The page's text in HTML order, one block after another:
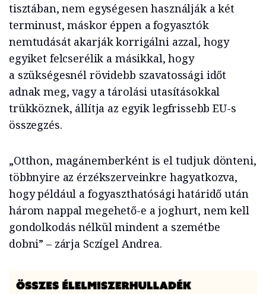
tisztában, nem egységesen használják a két
terminust, máskor éppen a fogyasztók
nemtudását akarják korrigálni azzal, hogy
egyiket felcserélik a másikkal, hogy
a szükségesnél rövidebb szavatossági időt
adnak meg, vagy a tárolási utasításokkal
trükköznek, állítja az egyik legfrissebb EU-s
összegzés.
„Otthon, magánemberként is el tudjuk dönteni,
többnyire az érzékszerveinkre hagyatkozva,
hogy például a fogyaszthatósági határidő után
három nappal megehető-e a joghurt, nem kell
gondolkodás nélkül mindent a szemétbe
dobni” – zárja Sczígel Andrea.